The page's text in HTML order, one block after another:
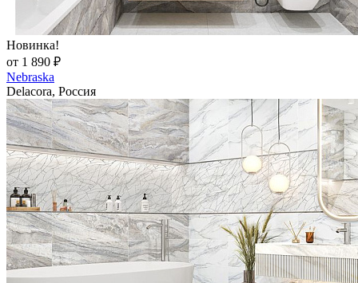
Новинка!
от 1 890 ₽
Nebraska
Delacora, Россия